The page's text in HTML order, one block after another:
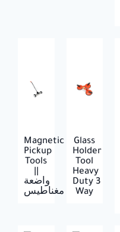
Magnetic
Pickup
Tools
واضعة
مغناطيس
Glass
Holder
Tool
Heavy
Duty 3
Way